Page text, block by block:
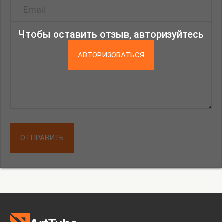
инсталляция «Корни» — масштабные скульптуры
связей, которые не всегда на виду. В экспозицию
маршрута на сайте проекта можно будет найти
аудиогид, озвученный художницей.
Мастерских ЦСИ Винзавод (2022-2024),
Чтобы оставить отзыв, авторизуйтесь
АВТОРИЗОВАТЬСЯ
ОТПРАВИТЬ